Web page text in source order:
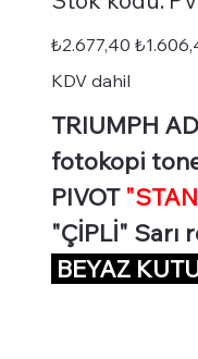
STD-
Orijinal
fiyat
₺2.677,40 İndirimli
fiyat
KDV dahil
TRIUMPH
fotokopi
PIVOT
"ÇİPLİ"
BEYAZ